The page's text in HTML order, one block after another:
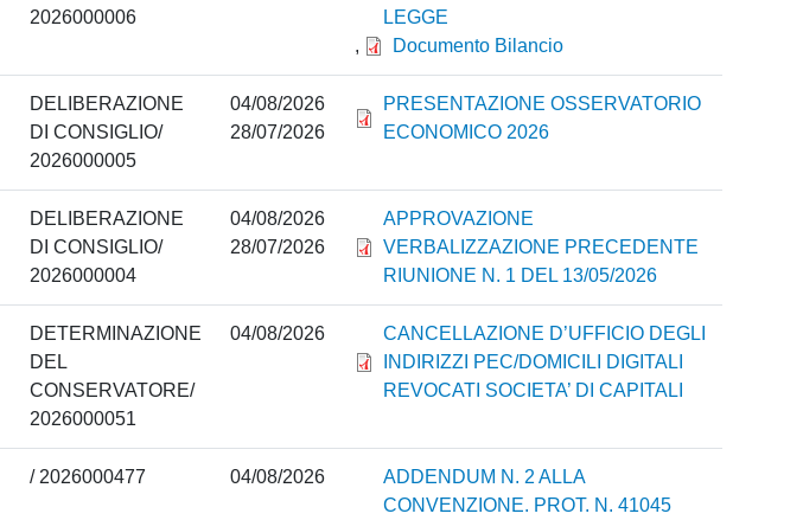
2026000006
LEGGE
,
Documento Bilancio
DELIBERAZIONE
DI CONSIGLIO/
2026000005
04/08/2026
28/07/2026
PRESENTAZIONE OSSERVATORIO
ECONOMICO 2026
DELIBERAZIONE
DI CONSIGLIO/
2026000004
04/08/2026
28/07/2026
APPROVAZIONE
VERBALIZZAZIONE PRECEDENTE
RIUNIONE N. 1 DEL 13/05/2026
DETERMINAZIONE
DEL
CONSERVATORE/
2026000051
04/08/2026
CANCELLAZIONE D’UFFICIO DEGLI
INDIRIZZI PEC/DOMICILI DIGITALI
REVOCATI SOCIETA’ DI CAPITALI
/ 2026000477 04/08/2026
ADDENDUM N. 2 ALLA
CONVENZIONE. PROT. N. 41045